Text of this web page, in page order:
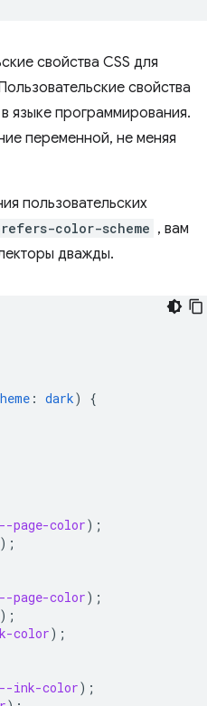
свойства CSS для
свойства
языке программирования.
переменной, не меняя
пользовательских
color-scheme , вам
дважды.
: dark)
{
--page-color);
);
--page-color);
);
color);
--ink-color);